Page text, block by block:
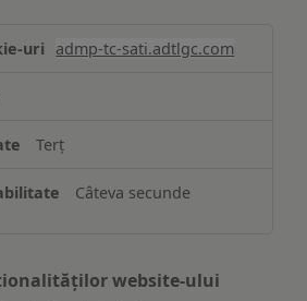
admp-tc-sati.adtlgc.com
Terț
Câteva secunde
website-ului